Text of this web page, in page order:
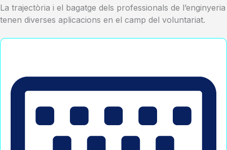
La trajectòria i el bagatge dels professionals de l’enginyeria
tenen diverses aplicacions en el camp del voluntariat.